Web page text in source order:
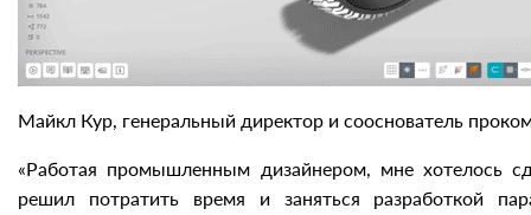
Майкл Кур, генеральный директор и сооснователь
«Работая промышленным дизайнером, мне хотелось
решил потратить время и заняться разработкой